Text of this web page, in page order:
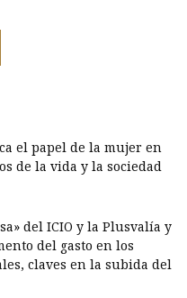
el papel de la mujer en
de la vida y la sociedad
del ICIO y la Plusvalía y
del gasto en los
claves en la subida del